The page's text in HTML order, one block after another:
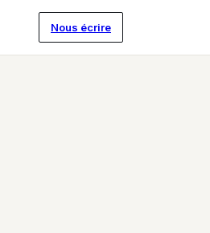
Nous écrire